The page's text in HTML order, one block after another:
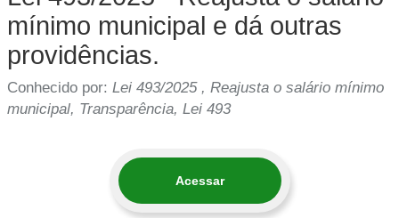
mínimo municipal e dá outras
providências.
Conhecido por: Lei 493/2025 , Reajusta o salário mínimo
municipal, Transparência, Lei 493
Acessar